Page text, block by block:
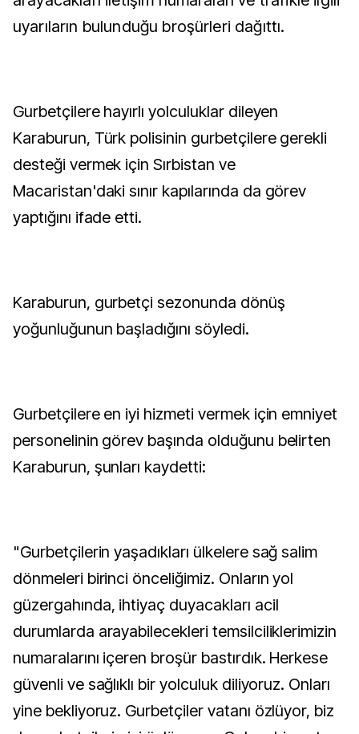
uyarıların bulunduğu broşürleri dağıttı.
Gurbetçilere hayırlı yolculuklar dileyen
Karaburun, Türk polisinin gurbetçilere gerekli
desteği vermek için Sırbistan ve
Macaristan'daki sınır kapılarında da görev
yaptığını ifade etti.
Karaburun, gurbetçi sezonunda dönüş
yoğunluğunun başladığını söyledi.
Gurbetçilere en iyi hizmeti vermek için emniyet
personelinin görev başında olduğunu belirten
Karaburun, şunları kaydetti:
"Gurbetçilerin yaşadıkları ülkelere sağ salim
dönmeleri birinci önceliğimiz. Onların yol
güzergahında, ihtiyaç duyacakları acil
durumlarda arayabilecekleri temsilciliklerimizin
numaralarını içeren broşür bastırdık. Herkese
güvenli ve sağlıklı bir yolculuk diliyoruz. Onları
yine bekliyoruz. Gurbetçiler vatanı özlüyor, biz